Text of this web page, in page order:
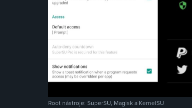
Root nástroje: SuperSU, Magisk a KernelSU